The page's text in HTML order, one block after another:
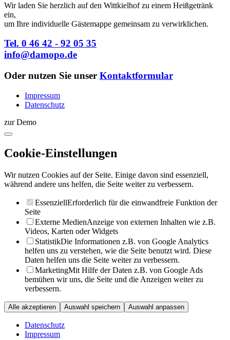
Wir laden Sie herzlich auf den Wittkielhof zu einem Heißgetränk
ein,
um Ihre individuelle Gästemappe gemeinsam zu verwirklichen.
Tel. 0 46 42 - 92 05 35
info@damopo.de
Oder nutzen Sie unser Kontaktformular
Impressum
Datenschutz
zur Demo
Cookie-Einstellungen
Wir nutzen Cookies auf der Seite. Einige davon sind essenziell,
während andere uns helfen, die Seite weiter zu verbessern.
EssenziellErforderlich für die einwandfreie Funktion der
Seite
Externe MedienAnzeige von externen Inhalten wie z.B.
Videos, Karten oder Widgets
StatistikDie Informationen z.B. von Google Analytics
helfen uns zu verstehen, wie die Seite benutzt wird. Diese
Daten helfen uns die Seite weiter zu verbessern.
MarketingMit Hilfe der Daten z.B. von Google Ads
bemühen wir uns, die Seite und die Anzeigen weiter zu
verbessern.
Alle akzeptieren Auswahl speichern Auswahl anpassen
Datenschutz
Impressum